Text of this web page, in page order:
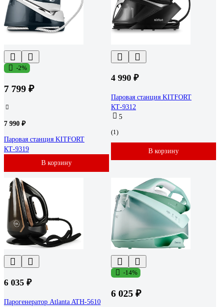
-2%
7 799 ₽
7 990 ₽
Паровая станция KITFORT
КТ-9319
В корзину
4 990 ₽
Паровая станция KITFORT
КТ-9312
5
(1)
В корзину
6 035 ₽
Парогенератор Atlanta ATH-5610
-14%
6 025 ₽